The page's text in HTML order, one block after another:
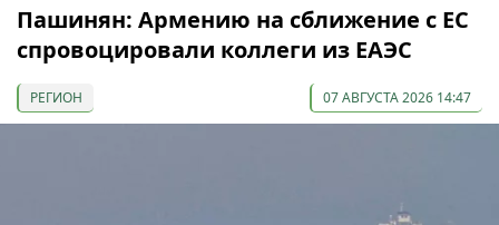
Пашинян: Армению на сближение с ЕС
спровоцировали коллеги из ЕАЭС
РЕГИОН 07 АВГУСТА 2026 14:47